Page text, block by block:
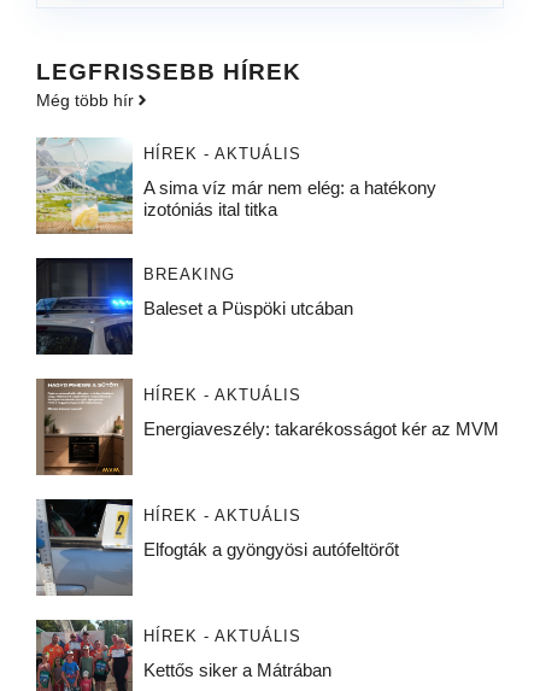
LEGFRISSEBB HÍREK
Még több hír
HÍREK - AKTUÁLIS
A sima víz már nem elég: a hatékony
izotóniás ital titka
BREAKING
Baleset a Püspöki utcában
HÍREK - AKTUÁLIS
Energiaveszély: takarékosságot kér az MVM
HÍREK - AKTUÁLIS
Elfogták a gyöngyösi autófeltörőt
HÍREK - AKTUÁLIS
Kettős siker a Mátrában